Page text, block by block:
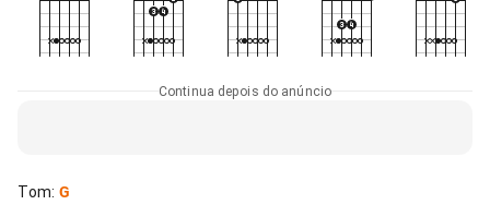
Continua depois do anúncio
Tom: G